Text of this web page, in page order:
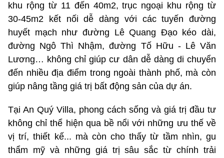
khu rộng từ 11 đến 40m2, trục ngoại khu rộng từ
30-45m2 kết nối dễ dàng với các tuyến đường
huyết mạch như đường Lê Quang Đạo kéo dài,
đường Ngô Thì Nhậm, đường Tố Hữu - Lê Văn
Lương… không chỉ giúp cư dân dễ dàng di chuyển
đến nhiều địa điểm trong ngoài thành phố, mà còn
giúp nâng tầng giá trị bất động sản của dự án.
Tại An Quý Villa, phong cách sống và giá trị đầu tư
không chỉ thể hiện qua bề nổi với những ưu thế về
vị trí, thiết kế... mà còn cho thấy từ tầm nhìn, gu
thẩm mỹ và những giá trị sâu sắc từ chính trải